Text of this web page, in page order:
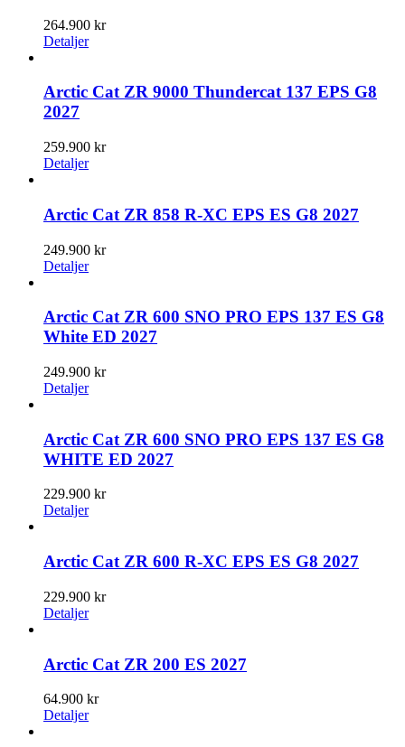
264.900 kr
Detaljer
Arctic Cat ZR 9000 Thundercat 137 EPS G8
2027
259.900 kr
Detaljer
Arctic Cat ZR 858 R-XC EPS ES G8 2027
249.900 kr
Detaljer
Arctic Cat ZR 600 SNO PRO EPS 137 ES G8
White ED 2027
249.900 kr
Detaljer
Arctic Cat ZR 600 SNO PRO EPS 137 ES G8
WHITE ED 2027
229.900 kr
Detaljer
Arctic Cat ZR 600 R-XC EPS ES G8 2027
229.900 kr
Detaljer
Arctic Cat ZR 200 ES 2027
64.900 kr
Detaljer